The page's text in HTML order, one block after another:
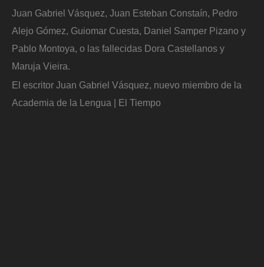
Juan Gabriel Vásquez, Juan Esteban Constaín, Pedro
Alejo Gómez, Guiomar Cuesta, Daniel Samper Pizano y
Pablo Montoya, o las fallecidas Dora Castellanos y
Maruja Vieira.
El escritor Juan Gabriel Vásquez, nuevo miembro de la
Academia de la Lengua | El Tiempo